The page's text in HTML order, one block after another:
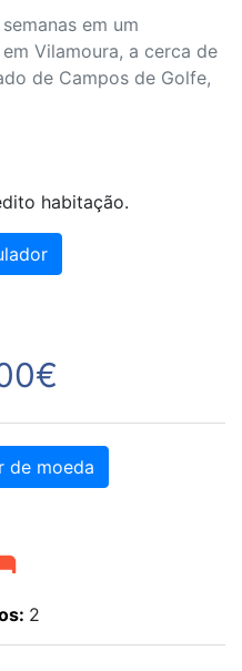
em um
Vilamoura, a cerca de
de Campos de Golfe,
habitação.
de moeda
2